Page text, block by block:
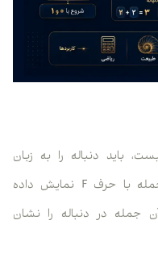
باید دنباله را به زبان
ریاضی بنویسیم. در این فرمول، هر جمله با حرف F نمایش داده
جمله در دنباله را نشان